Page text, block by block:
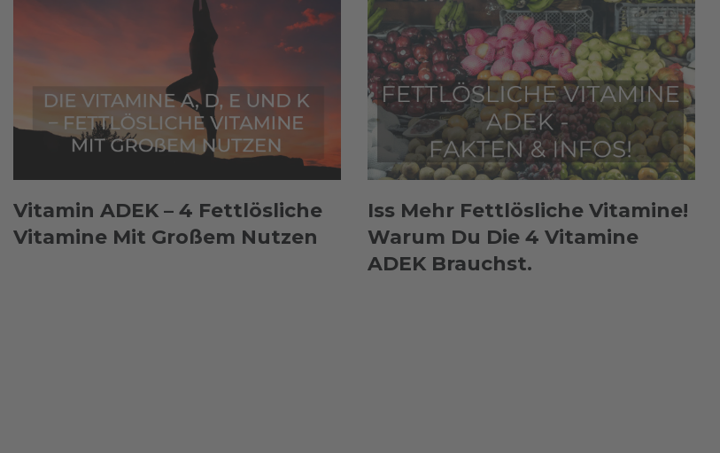
Vitamin ADEK – 4 Fettlösliche
Vitamine Mit Großem Nutzen
Iss Mehr Fettlösliche Vitamine!
Warum Du Die 4 Vitamine
ADEK Brauchst.